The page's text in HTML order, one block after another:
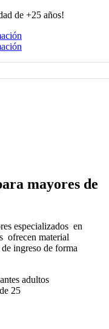
de +25 años!
mayores de
especializados en
ofrecen material
ingreso de forma
adultos
25